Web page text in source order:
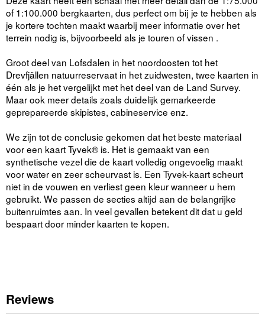
of 1:100.000 bergkaarten, dus perfect om bij je te hebben als
je kortere tochten maakt waarbij meer informatie over het
terrein nodig is, bijvoorbeeld als je touren of vissen .
Groot deel van Lofsdalen in het noordoosten tot het
Drevfjällen natuurreservaat in het zuidwesten, twee kaarten in
één als je het vergelijkt met het deel van de Land Survey.
Maar ook meer details zoals duidelijk gemarkeerde
geprepareerde skipistes, cabineservice enz.
We zijn tot de conclusie gekomen dat het beste materiaal
voor een kaart Tyvek® is. Het is gemaakt van een
synthetische vezel die de kaart volledig ongevoelig maakt
voor water en zeer scheurvast is. Een Tyvek-kaart scheurt
niet in de vouwen en verliest geen kleur wanneer u hem
gebruikt. We passen de secties altijd aan de belangrijke
buitenruimtes aan. In veel gevallen betekent dit dat u geld
bespaart door minder kaarten te kopen.
Reviews